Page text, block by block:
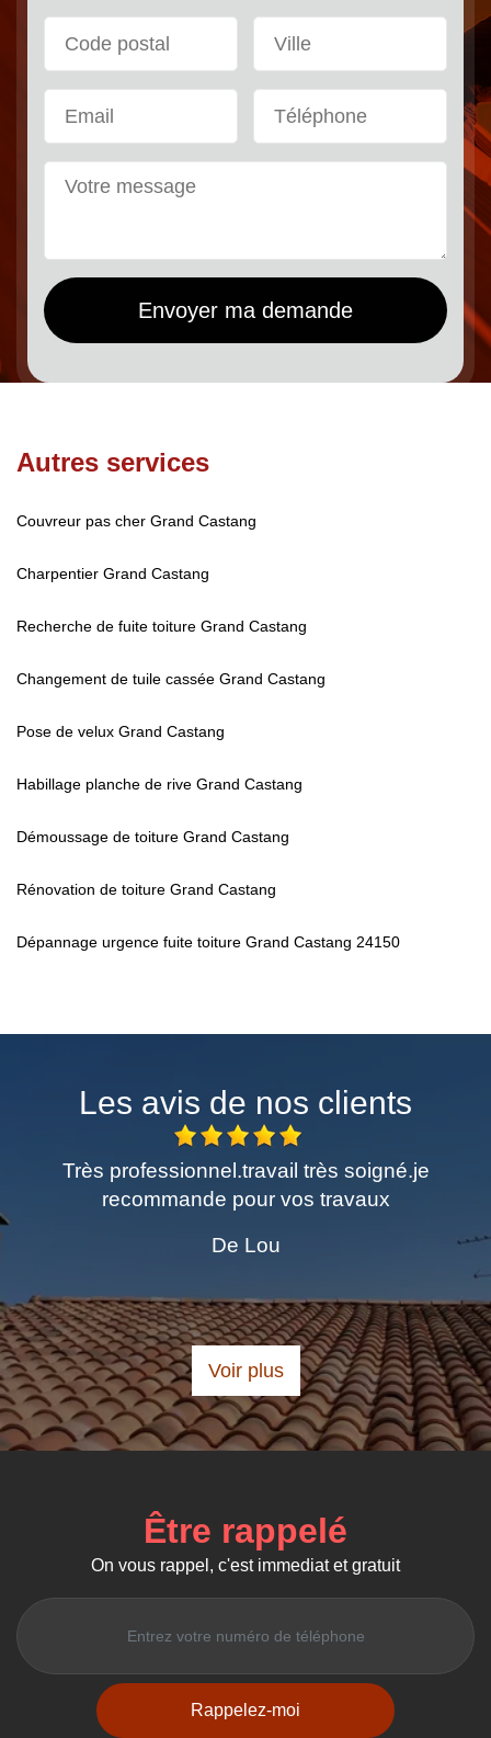
Autres services
Couvreur pas cher Grand Castang
Charpentier Grand Castang
Recherche de fuite toiture Grand Castang
Changement de tuile cassée Grand Castang
Pose de velux Grand Castang
Habillage planche de rive Grand Castang
Démoussage de toiture Grand Castang
Rénovation de toiture Grand Castang
Dépannage urgence fuite toiture Grand Castang 24150
Les avis de nos clients
Très professionnel.travail très soigné.je
recommande pour vos travaux
De Lou
Voir plus
Être rappelé
On vous rappel, c'est immediat et gratuit